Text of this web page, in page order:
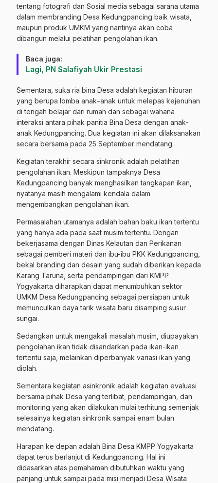
tentang fotografi dan Sosial media sebagai sarana utama
dalam membranding Desa Kedungpancing baik wisata,
maupun produk UMKM yang nantinya akan coba
dibangun melalui pelatihan pengolahan ikan.
Baca juga:
Lagi, PN Salafiyah Ukir Prestasi
Sementara, suka ria bina Desa adalah kegiatan hiburan
yang berupa lomba anak–anak untuk melepas kejenuhan
di tengah belajar dari rumah dan sebagai wahana
interaksi antara pihak panitia Bina Desa dengan anak-
anak Kedungpancing. Dua kegiatan ini akan dilaksanakan
secara bersama pada 25 September mendatang.
Kegiatan terakhir secara sinkronik adalah pelatihan
pengolahan ikan. Meskipun tampaknya Desa
Kedungpancing banyak menghasilkan tangkapan ikan,
nyatanya masih mengalami kendala dalam
mengembangkan pengolahan ikan.
Permasalahan utamanya adalah bahan baku ikan tertentu
yang hanya ada pada saat musim tertentu. Dengan
bekerjasama dengan Dinas Kelautan dan Perikanan
sebagai pemberi materi dan ibu-ibu PKK Kedungpancing,
bekal branding dan desain yang sudah diberikan kepada
Karang Taruna, serta pendampingan dari KMPP
Yogyakarta diharapkan dapat menumbuhkan sektor
UMKM Desa Kedungpancing sebagai persiapan untuk
memunculkan daya tarik wisata baru disamping susur
sungai.
Sedangkan untuk mengakali masalah musim, diupayakan
pengolahan ikan tidak disandarkan pada ikan-ikan
tertentu saja, melainkan diperbanyak variasi ikan yang
diolah.
Sementara kegiatan asinkronik adalah kegiatan evaluasi
bersama pihak Desa yang terlibat, pendampingan, dan
monitoring yang akan dilakukan mulai terhitung semenjak
selesainya kegiatan sinkronik sampai enam bulan
mendatang.
Harapan ke depan adalah Bina Desa KMPP Yogyakarta
dapat terus berlanjut di Kedungpancing. Hal ini
didasarkan atas pemahaman dibutuhkan waktu yang
panjang untuk sampai pada misi menjadi Desa Wisata